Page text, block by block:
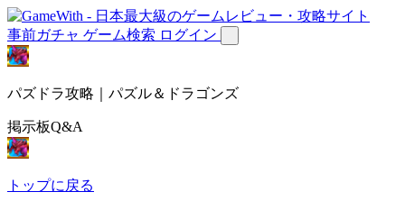
事前ガチャ ゲーム検索 ログイン
パズドラ攻略｜パズル＆ドラゴンズ
掲示板Q&A
トップに戻る